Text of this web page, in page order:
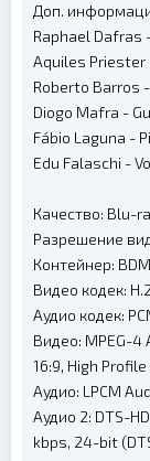
Доп.
Raphael Dafras
Aquiles Priester
Roberto Barros
Diogo Mafra -
Fábio Laguna -
Edu Falaschi -
Качество: Blu-
Разрешение
Контейнер:
Видео кодек:
Аудио кодек:
Видео: MPEG-4
16:9, High Profile
Аудио: LPCM
Аудио 2: DTS-
kbps, 24-bit